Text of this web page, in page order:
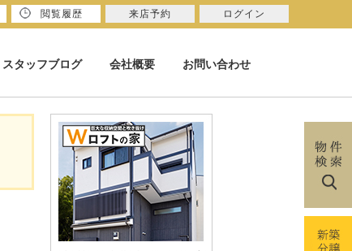
スタッフブログ 会社概要 お問い合わせ
閲覧履歴 来店予約 ログイン